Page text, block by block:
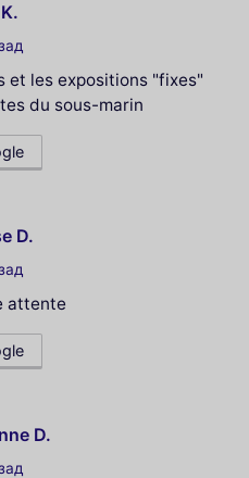
et les expositions "fixes"
du sous-marin
D.
attente
D.